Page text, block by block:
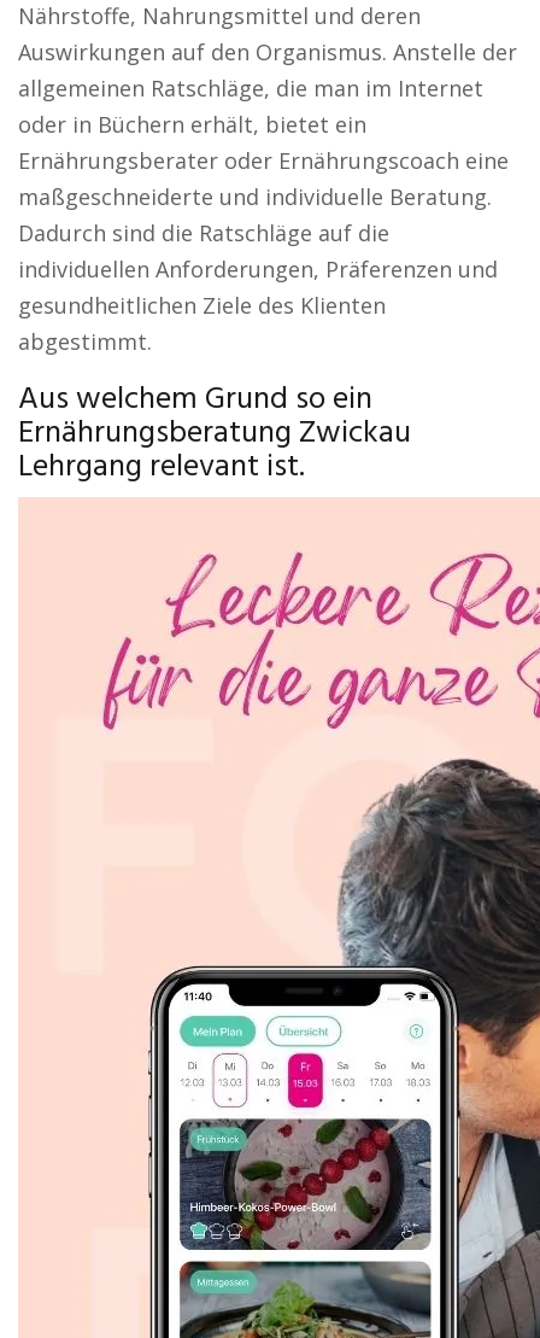
Nährstoffe, Nahrungsmittel und deren
Auswirkungen auf den Organismus. Anstelle der
allgemeinen Ratschläge, die man im Internet
oder in Büchern erhält, bietet ein
Ernährungsberater oder Ernährungscoach eine
maßgeschneiderte und individuelle Beratung.
Dadurch sind die Ratschläge auf die
individuellen Anforderungen, Präferenzen und
gesundheitlichen Ziele des Klienten
abgestimmt.
Aus welchem Grund so ein
Ernährungsberatung Zwickau
Lehrgang relevant ist.